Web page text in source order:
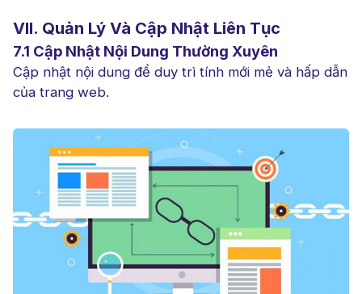
VII. Quản Lý Và Cập Nhật Liên Tục
7.1 Cập Nhật Nội Dung Thường Xuyên
Cập nhật nội dung để duy trì tính mới mẻ và hấp dẫn
của trang web.